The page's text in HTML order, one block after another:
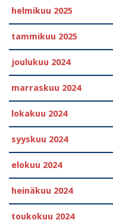
helmikuu 2025
tammikuu 2025
joulukuu 2024
marraskuu 2024
lokakuu 2024
syyskuu 2024
elokuu 2024
heinäkuu 2024
toukokuu 2024